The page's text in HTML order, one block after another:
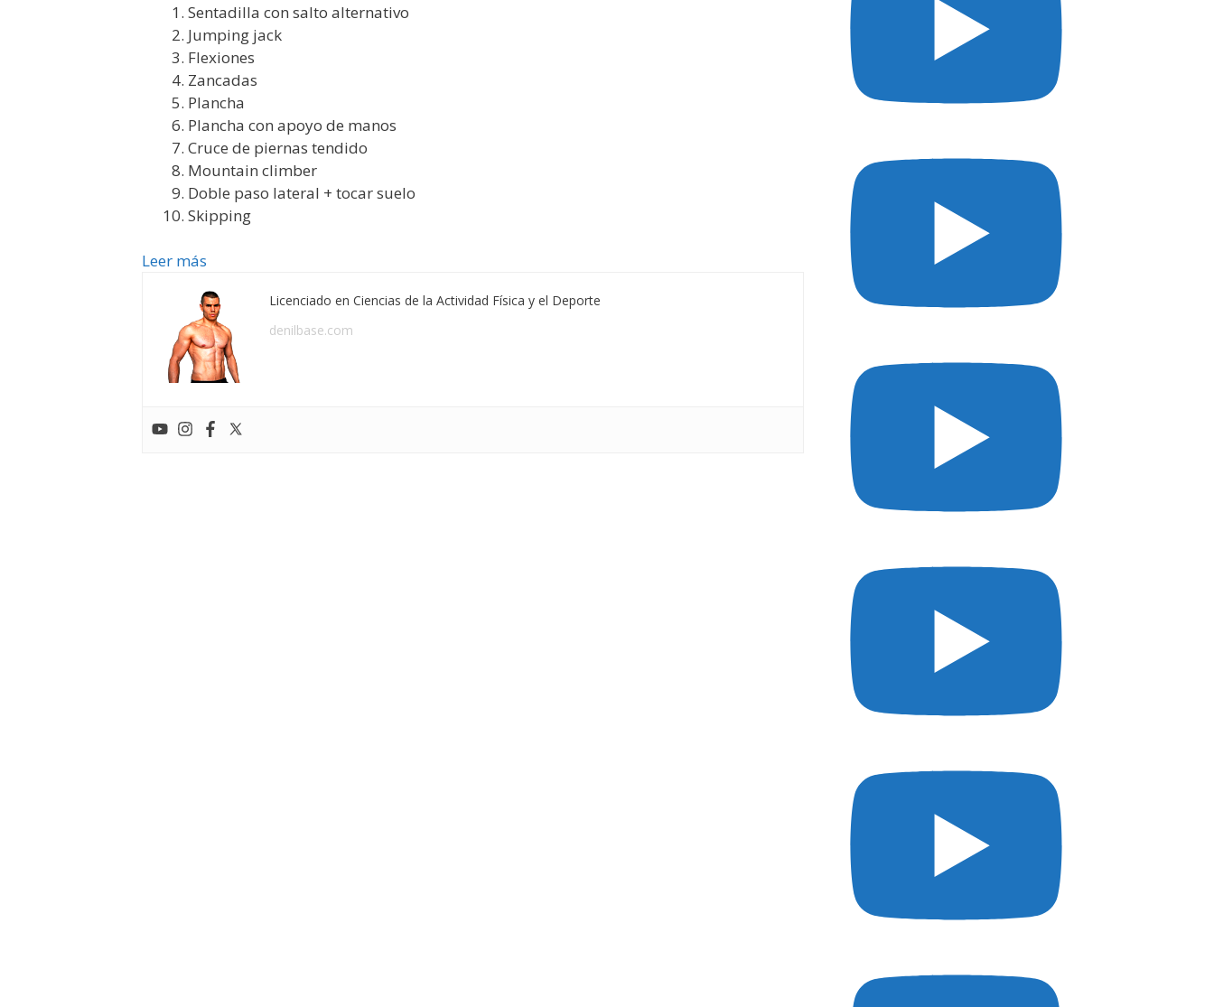
Sentadilla con salto alternativo
Jumping jack
Flexiones
Zancadas
Plancha
Plancha con apoyo de manos
Cruce de piernas tendido
Mountain climber
Doble paso lateral + tocar suelo
Skipping
Leer más
Licenciado en Ciencias de la Actividad Física y el Deporte
denilbase.com